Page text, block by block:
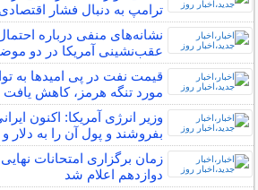
ترامپ به دنبال فشار
نشانه‌های منفی درباره
عقب‌نشینی آمریکا در دو
قیمت نفت در پی امیدها به
مورد تنگه هرمز، کاهش یافت
وزیر انرژی آمریکا: اکنون
بفروشند و پول آن را به دلار
زمان برگزاری امتحانات
دوازدهم اعلام شد